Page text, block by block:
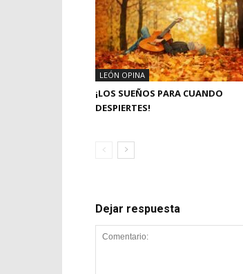
LEÓN OPINA
¡LOS SUEÑOS PARA CUANDO
DESPIERTES!
Dejar respuesta